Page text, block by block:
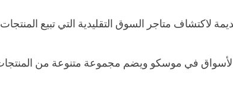
لاكتشاف متاجر السوق التقليدية التي تبيع المنتجات
الأسواق في موسكو ويضم مجموعة متنوعة من